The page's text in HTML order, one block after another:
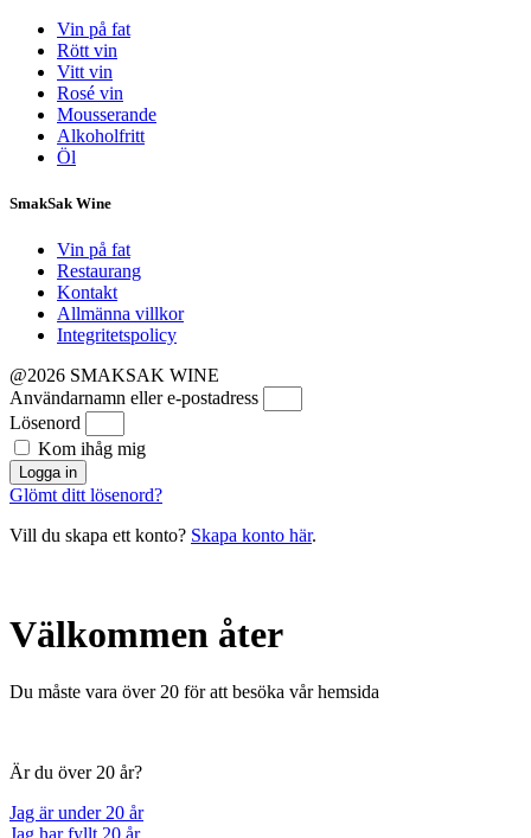
Vin på fat
Rött vin
Vitt vin
Rosé vin
Mousserande
Alkoholfritt
Öl
SmakSak Wine
Vin på fat
Restaurang
Kontakt
Allmänna villkor
Integritetspolicy
@2026 SMAKSAK WINE
Användarnamn eller e-postadress
Lösenord
Kom ihåg mig
Logga in
Glömt ditt lösenord?
Vill du skapa ett konto? Skapa konto här.
Välkommen åter
Du måste vara över 20 för att besöka vår hemsida
Är du över 20 år?
Jag är under 20 år